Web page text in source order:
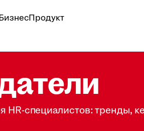
Продукт
HR-специалистов: тренды,